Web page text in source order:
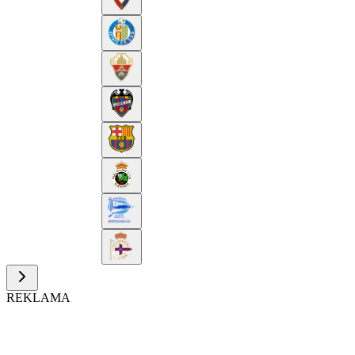
REKLAMA